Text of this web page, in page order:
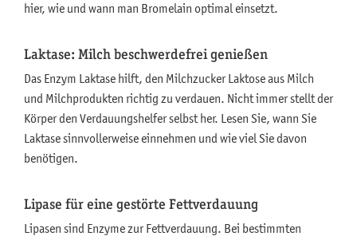
hier, wie und wann man Bromelain optimal einsetzt.
Laktase: Milch beschwerdefrei genießen
Das Enzym Laktase hilft, den Milchzucker Laktose aus Milch
und Milchprodukten richtig zu verdauen. Nicht immer stellt der
Körper den Verdauungshelfer selbst her. Lesen Sie, wann Sie
Laktase sinnvollerweise einnehmen und wie viel Sie davon
benötigen.
Lipase für eine gestörte Fettverdauung
Lipasen sind Enzyme zur Fettverdauung. Bei bestimmten